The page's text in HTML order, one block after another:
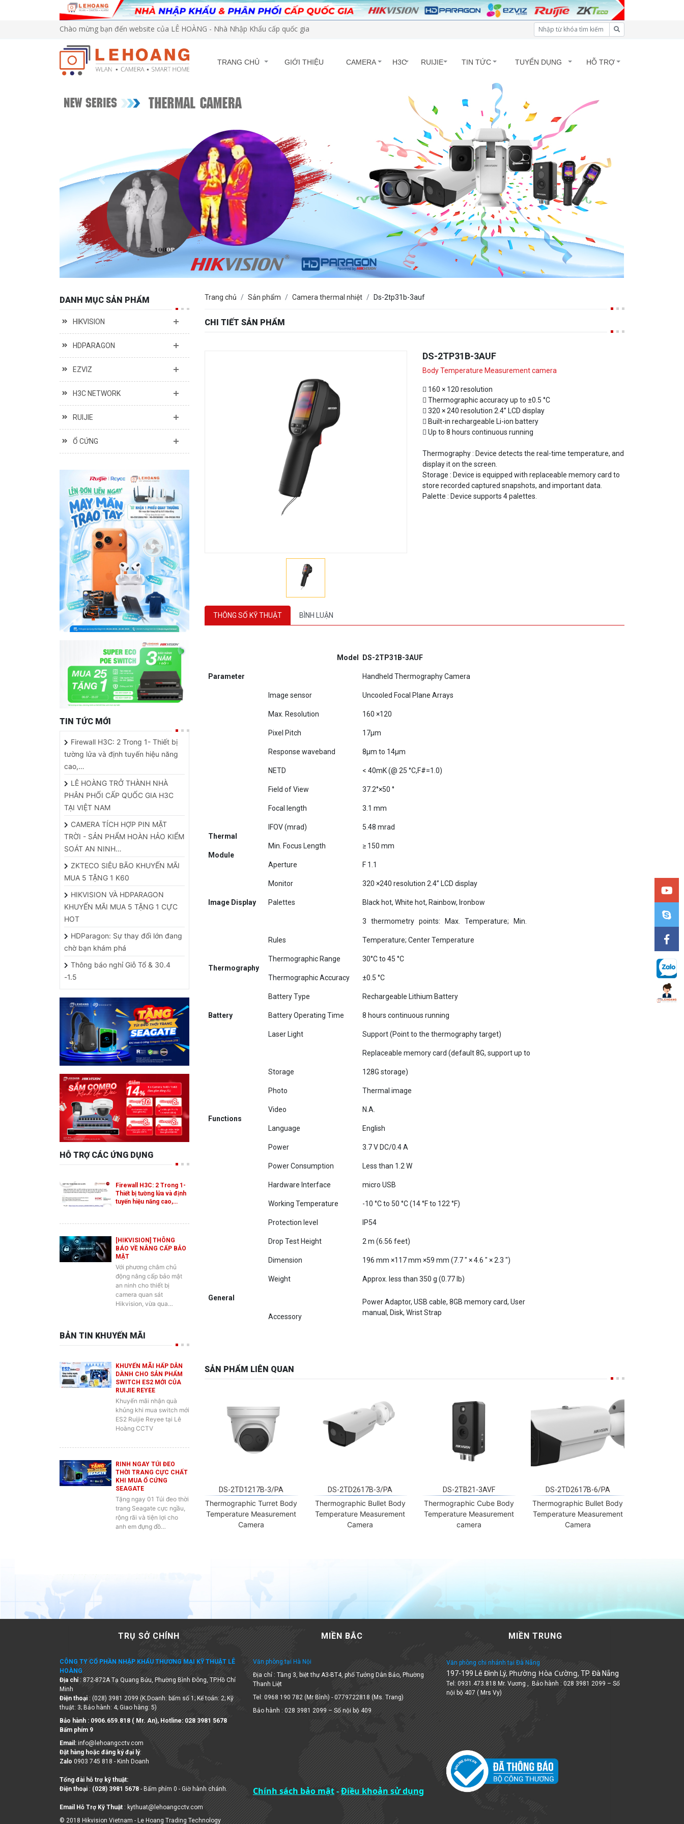
Chào mừng bạn đến website của LÊ HOÀNG - Nhà Nhập Khẩu cấp quốc gia
TRANG CHỦ GIỚI THIỆU CAMERA H3C RUIJIE TIN TỨC TUYỂN DỤNG HỖ TRỢ
Trang chủ Sản phẩm Camera thermal nhiệt Ds-2tp31b-3auf
Body Temperature Measurement camera
 160 × 120 resolution
 320 × 240 resolution 2.4’’ LCD display
 Built-in rechargeable Li-ion battery
 Up to 8 hours continuous running
Thermography : Device detects the real-time temperature, and
Storage : Device is equipped with replaceable memory card to
store recorded captured snapshots, and important data.
Palette : Device supports 4 palettes.
BÌNH LUẬN
Handheld Thermography Camera
Module
Uncooled Focal Plane Arrays
Max. Resolution 160 ×120
Pixel Pitch 17μm
Response waveband 8μm to 14μm
NETD < 40mK (@ 25 °C,F#=1.0)
Field of View 37.2°×50 °
Focal length 3.1 mm
IFOV (mrad) 5.48 mrad
Min. Focus Length ≥ 150 mm
Aperture F 1.1
Monitor 320 ×240 resolution 2.4’’ LCD display
Palettes Black hot, White hot, Rainbow, Ironbow
3 thermometry points: Max. Temperature; Min.
Temperature; Center Temperature
Thermographic Range 30°C to 45 °C
Thermographic Accuracy ±0.5 °C
Battery Type Rechargeable Lithium Battery
Battery Operating Time 8 hours continuous running
Laser Light Support (Point to the thermography target)
Replaceable memory card (default 8G, support up to
128G storage)
Photo Thermal image
Video N.A.
Language English
Power 3.7 V DC/0.4 A
Power Consumption Less than 1.2 W
Hardware Interface micro USB
Working Temperature -10 °C to 50 °C (14 °F to 122 °F)
Protection level IP54
Drop Test Height 2 m (6.56 feet)
Dimension 196 mm ×117 mm ×59 mm (7.7 ″ × 4.6 ″ × 2.3 ″)
Weight Approx. less than 350 g (0.77 lb)
Power Adaptor, USB cable, 8GB memory card, User
Thermographic Turret Body
Temperature Measurement
Camera
Thermographic Bullet Body
Temperature Measurement
Camera
Thermographic Cube Body
Temperature Measurement
camera
Thermographic Bullet Body
Temperature Measurement
Camera
HIKVISION
TIN TỨC MỚI
Firewall H3C: 2 Trong 1- Thiết bị
tường lửa và định tuyến hiệu năng
LÊ HOÀNG TRỞ THÀNH NHÀ
PHÂN PHỐI CẤP QUỐC GIA H3C
TẠI VIỆT NAM
CAMERA TÍCH HỢP PIN MẶT
TRỜI - SẢN PHẨM HOÀN HẢO KIỂM
SOÁT AN NINH…
ZKTECO SIÊU BÃO KHUYẾN MÃI
MUA 5 TẶNG 1 K60
HIKVISION VÀ HDPARAGON
KHUYẾN MÃI MUA 5 TẶNG 1 CỰC
HDParagon: Sự thay đổi lớn đang
Thông báo nghỉ Giỗ Tổ & 30.4
HỖ TRỢ CÁC ỨNG DỤNG
Firewall H3C: 2 Trong 1-
tuyến hiệu năng cao,…
[HIKVISION] THÔNG
MẬT
Với phương châm chủ
động nâng cấp bảo mật
an ninh cho thiết bị
camera quan sát
Hikvision, vừa qua…
KHUYẾN MÃI HẤP DẪN
SWITCH ES2 MỚI CỦA
RUIJIE REYEE
Khuyến mãi nhận quà
khủng khi mua switch mới
ES2 Ruijie Reyee tại Lê
Hoàng CCTV
RINH NGAY TÚI ĐEO
KHI MUA Ổ CỨNG
SEAGATE
Tặng ngay 01 Túi đeo thời
trang Seagate cực ngầu,
rộng rãi và tiện lợi cho
anh em đựng đồ…
TRỤ SỞ CHÍNH
CÔNG TY CỔ PHẦN NHẬP KHẨU THƯƠNG MẠI KỸ THUẬT LÊ
Địa chỉ: 872-872A Tạ Quang Bửu, Phường Bình Đông, TP.Hồ Chí
Minh
Điện thoại: (028) 3981 2099 (K.Doanh: bấm số 1; Kế toán: 2; Kỹ
thuật: 3; Bảo hành: 4; Giao hàng: 5)
Bảo hành : 0906.659.818 ( Mr. An), Hotline:
028 3981 5678
Bấm phím 9
Email:
info@lehoangcctv.com
Đặt hàng hoặc đăng ký đại lý
Zalo 0903 745 818 - Kinh Doanh
Tổng đài hỗ trợ kỹ thuật:
- Bấm phím 0 - Giờ hành chánh.
Email Hỗ Trợ Kỹ Thuật : kythuat@lehoangcctv.com
© 2018 Hikvision Vietnam - Le Hoang Trading Technology
Company Limited
Số ĐKKD 0306263327 do Sở KHĐT Tp. HCM cấp ngày
MIỀN BẮC
Văn phòng tại Hà Nội
Địa chỉ : Tầng 3, biệt thự A3-BT4, phố Tưởng Dân Bảo, Phường
Thanh Liệt
Tel: 0968 190 782 (Mr Bình) - 0779722818 (Ms. Trang)
Bảo hành : 028 3981 2099 – Số nội bộ 409
Chính sách bảo mật -Điều khoản sử dụng
MIỀN TRUNG
Văn phòng chi nhánh tại Đà Nẵng
197-199 Lê Đình Lý,
Tel: 0931.473.818 Mr. Vương , Bảo hành : 028 3981 2099 – Số
nội bộ 407 ( Mrs Vy)